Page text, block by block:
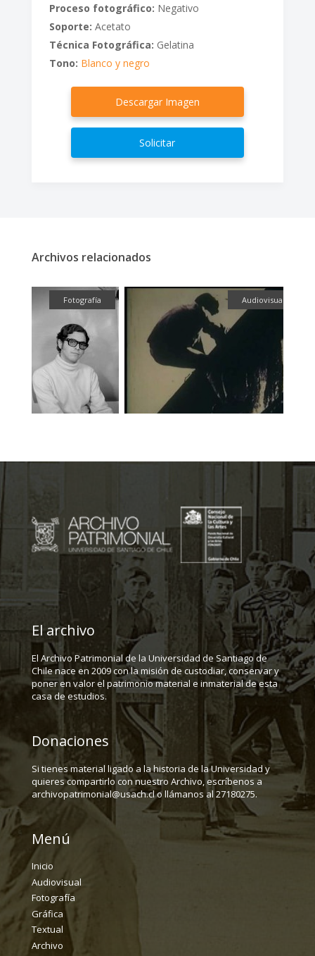
Proceso fotográfico: Negativo
Soporte: Acetato
Técnica Fotográfica: Gelatina
Tono: Blanco y negro
Descargar Imagen
Solicitar
Archivos relacionados
Fotografía Audiovisual
El archivo
El Archivo Patrimonial de la Universidad de Santiago de
Chile nace en 2009 con la misión de custodiar, conservar y
poner en valor el patrimonio material e inmaterial de esta
casa de estudios.
Donaciones
Si tienes material ligado a la historia de la Universidad y
quieres compartirlo con nuestro Archivo, escríbenos a
archivopatrimonial@usach.cl o llámanos al 27180275.
Menú
Inicio
Audiovisual
Fotografía
Gráfica
Textual
Archivo